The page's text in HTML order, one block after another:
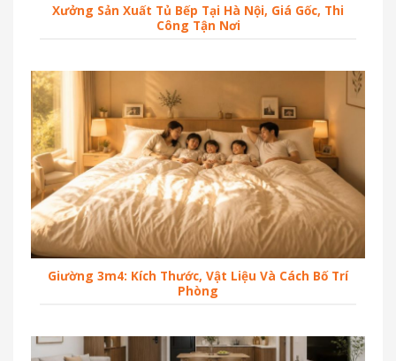
Xưởng Sản Xuất Tủ Bếp Tại Hà Nội, Giá Gốc, Thi
Công Tận Nơi
Giường 3m4: Kích Thước, Vật Liệu Và Cách Bố Trí
Phòng